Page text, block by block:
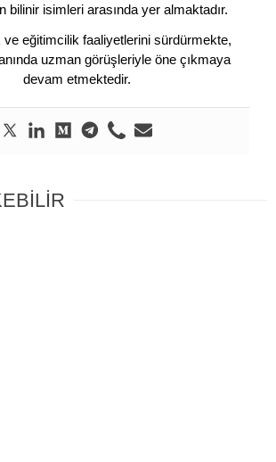
bilinir isimleri arasında yer almaktadır.
ve eğitimcilik faaliyetlerini sürdürmekte,
uzman görüşleriyle öne çıkmaya
devam etmektedir.